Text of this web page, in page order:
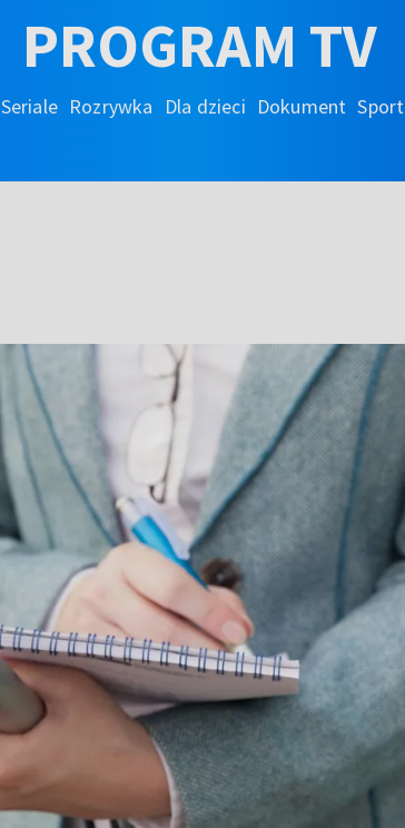
PROGRAM TV
Seriale Rozrywka Dla dzieci Dokument Sport